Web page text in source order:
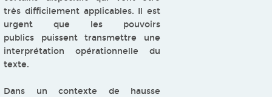
très difficilement applicables. Il est
urgent que les pouvoirs
publics puissent transmettre une
interprétation opérationnelle du
texte.
Dans un contexte de hausse